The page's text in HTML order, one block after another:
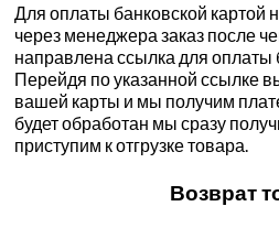
Для оплаты банковской картой
через менеджера заказ после
направлена ссылка для оплаты
Перейдя по указанной ссылке
вашей карты и мы получим
будет обработан мы сразу
приступим к отгрузке товара.
Возврат